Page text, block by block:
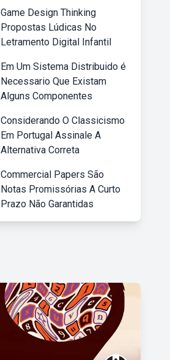
Game Design Thinking
Propostas Lúdicas No
Letramento Digital Infantil
Em Um Sistema Distribuido é
Necessario Que Existam
Alguns Componentes
Considerando O Classicismo
Em Portugal Assinale A
Alternativa Correta
Commercial Papers São
Notas Promissórias A Curto
Prazo Não Garantidas